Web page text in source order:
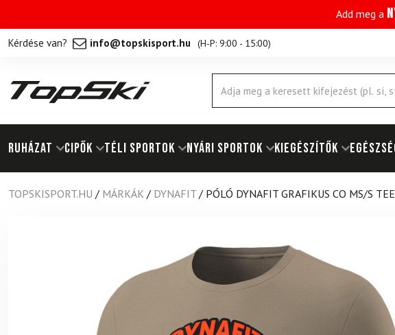
Add meg a
Kérdése van? info@topskisport.hu (H-P: 9:00 - 15:00)
Products
search
RUHÁZAT Cipők TÉLI SPORTOK NYÁRI SPORTOK KIEGÉSZÍTŐK
TOPSKISPORT.HU / MÁRKÁK / DYNAFIT / PÓLÓ DYNAFIT GRAFIKUS CO MS/S